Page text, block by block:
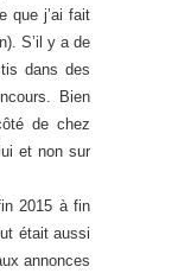
que j’ai fait
S’il y a de
dans des
Bien
de chez
et non sur
2015 à fin
était aussi
annonces